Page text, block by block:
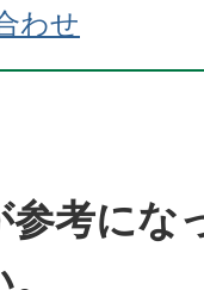
わせ
参考にな